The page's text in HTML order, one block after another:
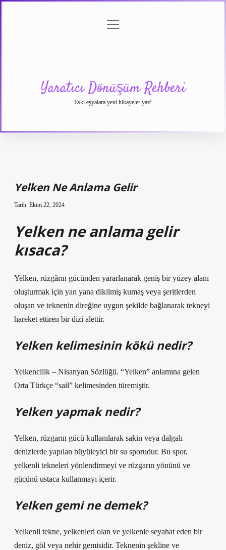
menüyü
Yaratıcı Dönüşüm Rehberi
Eski eşyalara yeni hikayeler yaz!
Yelken Ne Anlama Gelir
Tarih: Ekim 22, 2024
Yelken ne anlama gelir
kısaca?
Yelken, rüzgârın gücünden yararlanarak geniş bir yüzey alanı
oluşturmak için yan yana dikilmiş kumaş veya şeritlerden
oluşan ve teknenin direğine uygun şekilde bağlanarak tekneyi
hareket ettiren bir dizi alettir.
Yelken kelimesinin kökü nedir?
Yelkencilik – Nisanyan Sözlüğü. “Yelken” anlamına gelen
Orta Türkçe “sail” kelimesinden türemiştir.
Yelken yapmak nedir?
Yelken, rüzgarın gücü kullanılarak sakin veya dalgalı
denizlerde yapılan büyüleyici bir su sporudur. Bu spor,
yelkenli tekneleri yönlendirmeyi ve rüzgarın yönünü ve
gücünü ustaca kullanmayı içerir.
Yelken gemi ne demek?
Yelkenli tekne, yelkenleri olan ve yelkenle seyahat eden bir
deniz, göl veya nehir gemisidir. Teknenin şekline ve